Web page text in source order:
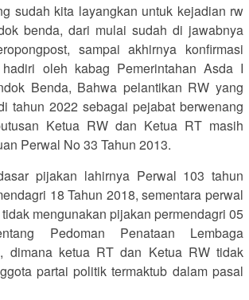
sudah kita layangkan untuk kejadian rw
benda, dari mulai sudah di jawabnya
sampai akhirnya konfirmasi
oleh kabag Pemerintahan Asda I
Benda, Bahwa pelantikan RW yang
tahun 2022 sebagai pejabat berwenang
Ketua RW dan Ketua RT masih
Perwal No 33 Tahun 2013.
pijakan lahirnya Perwal 103 tahun
18 Tahun 2018, sementara perwal
mengunakan pijakan permendagri 05
Pedoman Penataan Lembaga
, dimana ketua RT dan Ketua RW tidak
partai politik termaktub dalam pasal